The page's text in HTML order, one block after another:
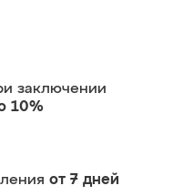
заключении
10%
от 7 дней